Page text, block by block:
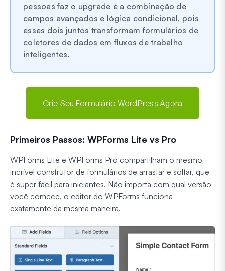
pessoas faz o upgrade é a combinação de
campos avançados e lógica condicional, pois
esses dois juntos transformam formulários de
coletores de dados em fluxos de trabalho
inteligentes.
Crie Seu Formulário WordPress Agora
Primeiros Passos: WPForms Lite vs Pro
WPForms Lite e WPForms Pro compartilham o mesmo
incrível construtor de formulários de arrastar e soltar, que
é super fácil para iniciantes. Não importa com qual versão
você comece, o editor do WPForms funciona
exatamente da mesma maneira.